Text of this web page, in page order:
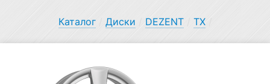
Каталог/ Диски DEZENT/ TX/